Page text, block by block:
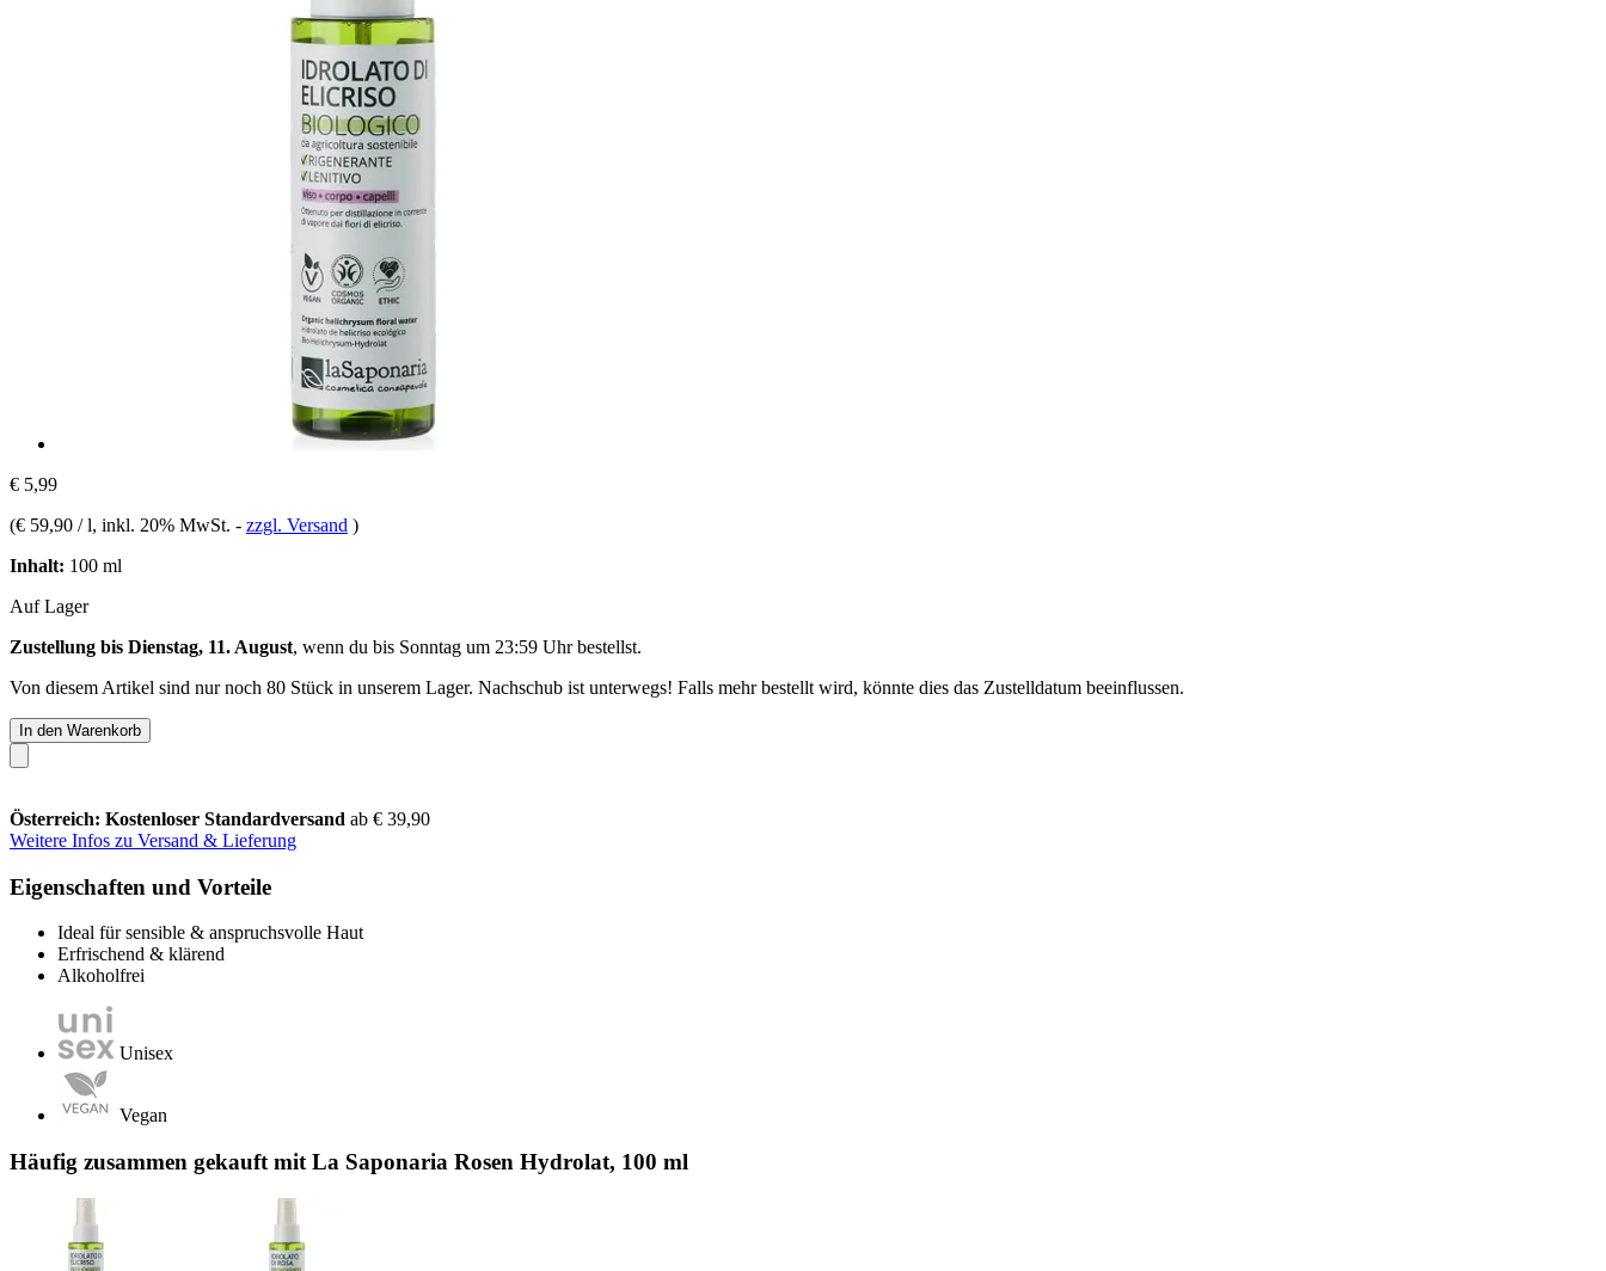
€ 5,99
(€ 59,90 / l, inkl. 20% MwSt. - zzgl. Versand )
Inhalt: 100 ml
Auf Lager
Zustellung bis Dienstag, 11. August, wenn du bis Sonntag um 23:59 Uhrbestellst.
Von diesem Artikel sind nur noch 80 Stück in unserem Lager. Nachschub ist unterwegs! Falls mehr bestellt wird, könnte dies das Zustelldatum beeinflussen.
In den Warenkorb
Österreich: Kostenloser Standardversand ab € 39,90
Weitere Infos zu Versand & Lieferung
Eigenschaften und Vorteile
Ideal für sensible & anspruchsvolle Haut
Erfrischend & klärend
Alkoholfrei
Unisex
Vegan
Häufig zusammen gekauft mit La Saponaria Rosen Hydrolat, 100 ml